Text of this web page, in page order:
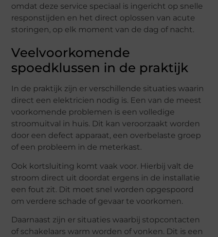
omdat deze service speciaal is ingericht op snelle
responstijden en het direct oplossen van acute
storingen, op elk moment van de dag of nacht.
Veelvoorkomende
spoedklussen in de praktijk
In de praktijk zijn er verschillende situaties waarin
direct een elektricien nodig is. Een van de meest
voorkomende problemen is een volledige
stroomuitval in huis. Dit kan veroorzaakt worden
door een defect apparaat, een overbelaste groep
of een probleem in de meterkast.
Ook kortsluiting komt vaak voor. Hierbij valt de
stroom direct uit doordat ergens in de installatie
een fout zit. Dit moet snel worden opgespoord
om verdere schade of gevaar te voorkomen.
Daarnaast zijn er situaties waarbij stopcontacten
of schakelaars warm worden of vonken. Dit is een